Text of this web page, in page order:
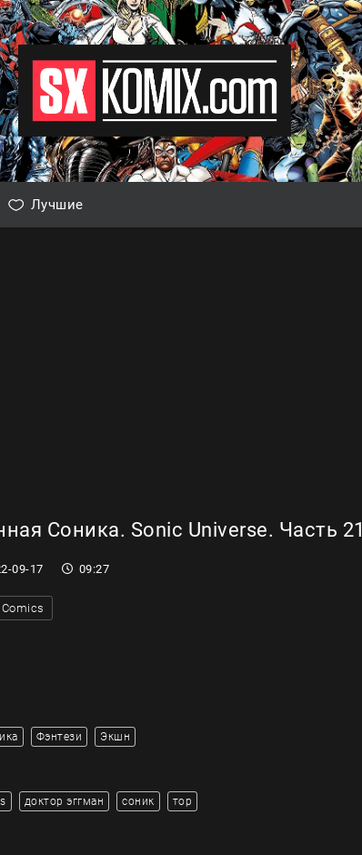
Лучшие
Соника. Sonic Universe. Часть 21
09-17 09:27
Фэнтези Экшн
доктор эггман соник тор